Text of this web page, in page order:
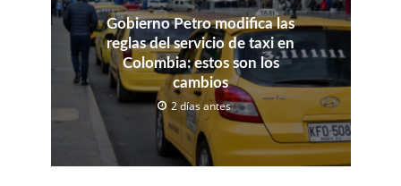
Gobierno Petro modifica las
reglas del servicio de taxi en
Colombia: estos son los
cambios
2 días antes